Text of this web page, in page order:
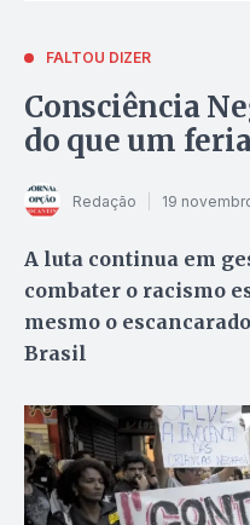
FALTOU DIZER
Consciência
do que um
Redação 19
A luta continua em
combater o racismo
mesmo o
Brasil